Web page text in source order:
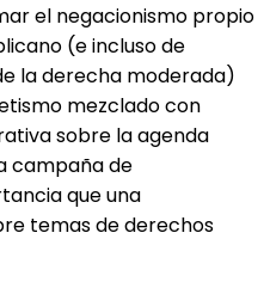
el negacionismo propio
(e incluso de
la derecha moderada)
mezclado con
sobre la agenda
campaña de
que una
temas de derechos